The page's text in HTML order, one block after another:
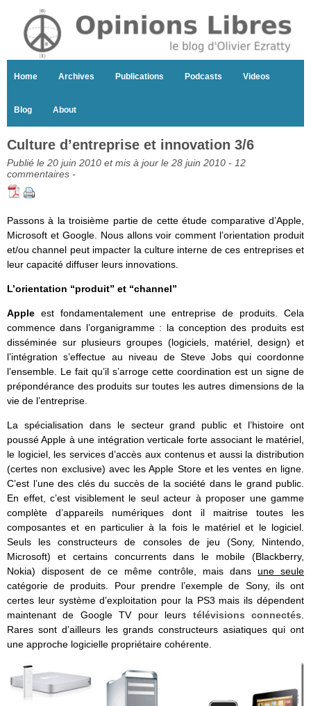
Home Archives Publications Podcasts Videos
Blog About
Culture d’entreprise et innovation 3/6
Publié le 20 juin 2010 et mis à jour le 28 juin 2010 - 12
commentaires -
Passons à la troisième partie de cette étude comparative d’Apple,
Microsoft et Google. Nous allons voir comment l’orientation produit
et/ou channel peut impacter la culture interne de ces entreprises et
leur capacité diffuser leurs innovations.
L’orientation “produit” et “channel”
Apple est fondamentalement une entreprise de produits. Cela
commence dans l’organigramme : la conception des produits est
disséminée sur plusieurs groupes (logiciels, matériel, design) et
l’intégration s’effectue au niveau de Steve Jobs qui coordonne
l’ensemble. Le fait qu’il s’arroge cette coordination est un signe de
prépondérance des produits sur toutes les autres dimensions de la
vie de l’entreprise.
La spécialisation dans le secteur grand public et l’histoire ont
poussé Apple à une intégration verticale forte associant le matériel,
le logiciel, les services d’accès aux contenus et aussi la distribution
(certes non exclusive) avec les Apple Store et les ventes en ligne.
C’est l’une des clés du succès de la société dans le grand public.
En effet, c’est visiblement le seul acteur à proposer une gamme
complète d’appareils numériques dont il maitrise toutes les
composantes et en particulier à la fois le matériel et le logiciel.
Seuls les constructeurs de consoles de jeu (Sony, Nintendo,
Microsoft) et certains concurrents dans le mobile (Blackberry,
Nokia) disposent de ce même contrôle, mais dans une seule
catégorie de produits. Pour prendre l’exemple de Sony, ils ont
certes leur système d’exploitation pour la PS3 mais ils dépendent
maintenant de Google TV pour leurs télévisions connectés.
Rares sont d’ailleurs les grands constructeurs asiatiques qui ont
une approche logicielle propriétaire cohérente.